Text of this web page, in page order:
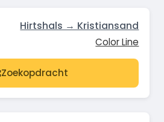
Hirtshals → Kristiansand
Color Line
Zoekopdracht